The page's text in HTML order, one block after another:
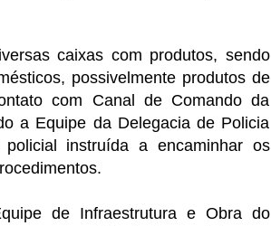
caixas com produtos, sendo
possivelmente produtos de
com Canal de Comando da
a Equipe da Delegacia de Policia
instruída a encaminhar os
de Infraestrutura e Obra do